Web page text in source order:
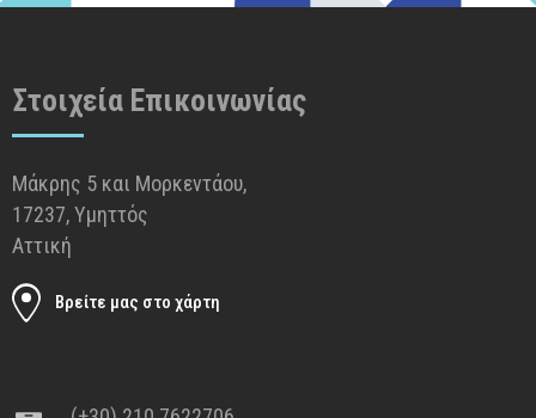
Στοιχεία Επικοινωνίας
Μάκρης 5 και Μορκεντάου,
17237, Υμηττός
Αττική
Βρείτε μας στο χάρτη